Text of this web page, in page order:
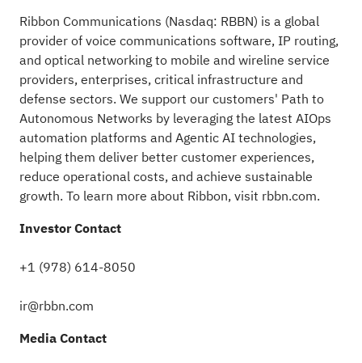
Ribbon Communications (Nasdaq: RBBN) is a global
provider of voice communications software, IP routing,
and optical networking to mobile and wireline service
providers, enterprises, critical infrastructure and
defense sectors. We support our customers' Path to
Autonomous Networks by leveraging the latest AIOps
automation platforms and Agentic AI technologies,
helping them deliver better customer experiences,
reduce operational costs, and achieve sustainable
growth. To learn more about Ribbon, visit rbbn.com.
Investor Contact
+1 (978) 614-8050
ir@rbbn.com
Media Contact